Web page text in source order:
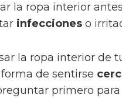
la ropa interior
infecciones o
la ropa interior de
de sentirse
primero